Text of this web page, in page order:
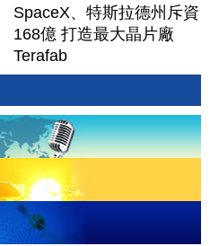
SpaceX、特斯拉德州斥資
168億 打造最大晶片廠
Terafab